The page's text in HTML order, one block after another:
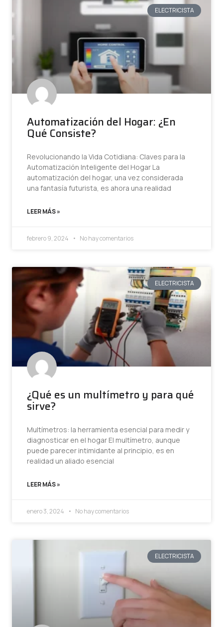
ELECTRICISTA
Automatización del Hogar: ¿En
Qué Consiste?
Revolucionando la Vida Cotidiana: Claves para la
Automatización Inteligente del Hogar La
automatización del hogar, una vez considerada
una fantasía futurista, es ahora una realidad
LEER MÁS »
febrero 9, 2024 No hay comentarios
ELECTRICISTA
¿Qué es un multímetro y para qué
sirve?
Multímetros: la herramienta esencial para medir y
diagnosticar en el hogar El multímetro, aunque
puede parecer intimidante al principio, es en
realidad un aliado esencial
LEER MÁS »
enero 3, 2024 No hay comentarios
ELECTRICISTA